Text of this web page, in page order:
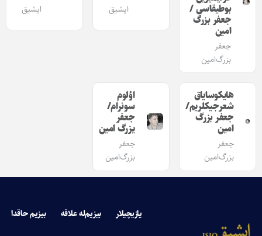
بوطیقاسی /
جعفر بزرگ
امین
جعفر
بزرگ‌امین
ایشیق ایشیق
هایکوسایاق
شعرجیکلریم/
جعفر بزرگ
امین
جعفر
بزرگ‌امین
اؤلوم
سونرام/
جعفر
یزرگ امین
جعفر
بزرگ‌امین
یازیچیلار بیزیم‌له علاقه بیزیم حاقدا